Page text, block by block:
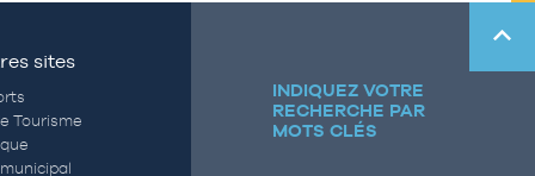
sites
Tourisme
INDIQUEZ VOTRE
RECHERCHE PAR
MOTS CLÉS